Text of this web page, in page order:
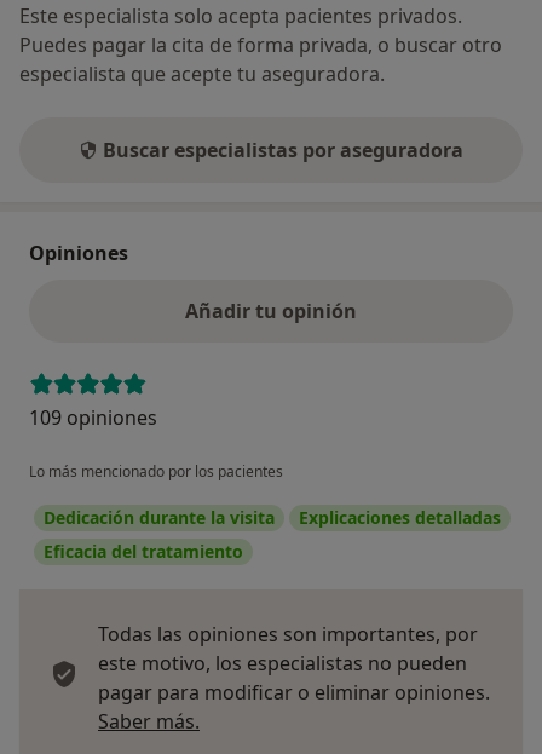
Este especialista solo acepta pacientes privados.
Puedes pagar la cita de forma privada, o buscar otro
especialista que acepte tu aseguradora.
Buscar especialistas por aseguradora
Opiniones
Añadir tu opinión
109 opiniones
Lo más mencionado por los pacientes
Dedicación durante la visita
Explicaciones detalladas
Eficacia del tratamiento
Todas las opiniones son importantes, por
este motivo, los especialistas no pueden
pagar para modificar o eliminar opiniones.
Saber más.